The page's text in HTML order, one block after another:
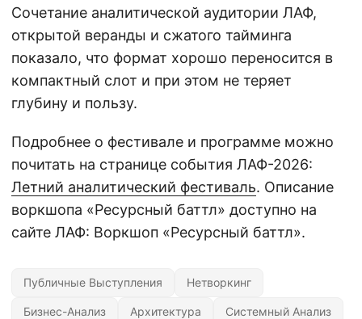
Сочетание аналитической аудитории ЛАФ,
открытой веранды и сжатого тайминга
показало, что формат хорошо переносится в
компактный слот и при этом не теряет
глубину и пользу.
Подробнее о фестивале и программе можно
почитать на странице события ЛАФ-2026:
Летний аналитический фестиваль. Описание
воркшопа «Ресурсный баттл» доступно на
сайте ЛАФ: Воркшоп «Ресурсный баттл».
Публичные Выступления Нетворкинг
Бизнес-Анализ Архитектура Системный Анализ